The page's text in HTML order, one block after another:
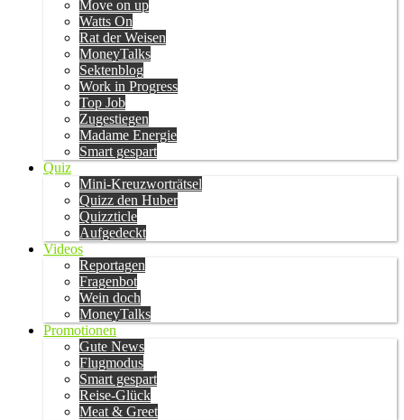
Move on up
Watts On
Rat der Weisen
MoneyTalks
Sektenblog
Work in Progress
Top Job
Zugestiegen
Madame Energie
Smart gespart
Quiz
Mini-Kreuzworträtsel
Quizz den Huber
Quizzticle
Aufgedeckt
Videos
Reportagen
Fragenbot
Wein doch
MoneyTalks
Promotionen
Gute News
Flugmodus
Smart gespart
Reise-Glück
Meat & Greet